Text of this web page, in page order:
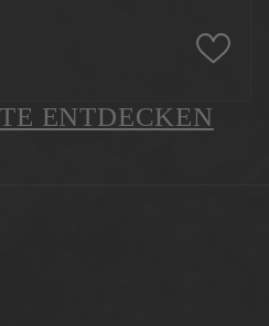
ENTDECKEN